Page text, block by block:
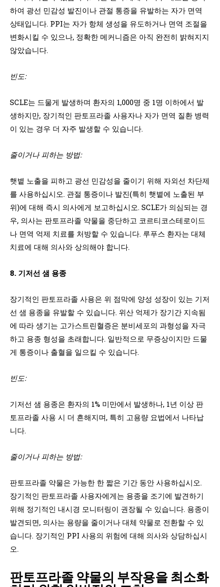
하여 광선 민감성 발진이나 관절 통증을 유발하는 자가 면역
상태입니다. PPI는 자가 항체 생성을 유도하거나 면역 조절을
변화시킬 수 있으나, 정확한 메커니즘은 아직 완전히 밝혀지지
않았습니다.
빈도:
SCLE는 드물게 발생하며 환자의 1,000명 중 1명 이하에서 발
생하지만, 장기적인 판토프라졸 사용자나 자가 면역 질환 병력
이 있는 경우 더 자주 발생할 수 있습니다.
줄이거나 피하는 방법:
햇볕 노출을 피하고 광선 민감성을 줄이기 위해 자외선 차단제
를 사용하십시오. 관절 통증이나 발진(특히 햇볕에 노출된 부
위)에 대해 즉시 의사에게 보고하십시오. SCLE가 의심되는 경
우, 의사는 판토프라졸 약물을 중단하고 코르티코스테로이드
나 면역 억제 치료를 처방할 수 있습니다. 루푸스 환자는 대체
치료에 대해 의사와 상의해야 합니다.
8. 기저선 샘 용종
장기적인 판토프라졸 사용은 위 점막에 양성 성장이 있는 기저
선 샘 용종을 유발할 수 있습니다. 위산 억제가 장기간 지속됨
에 따라 생기는 고가스트린혈증은 분비세포의 과형성을 자극
하고 용종 형성을 초래합니다. 일반적으로 무증상이지만 드물
게 통증이나 출혈을 일으킬 수 있습니다.
빈도:
기저선 샘 용종은 환자의 1% 미만에서 발생하나, 1년 이상 판
토프라졸 사용 시 더 흔해지며, 특히 고용량 요법에서 나타납
니다.
줄이거나 피하는 방법:
판토프라졸 약물은 가능한 한 짧은 기간 동안 사용하십시오.
장기적인 판토프라졸 사용자에게는 용종을 조기에 발견하기
위해 정기적인 내시경 모니터링이 권장될 수 있습니다. 용종이
발견되면, 의사는 용량을 줄이거나 대체 약물로 전환할 수 있
습니다. 장기적인 PPI 사용의 위험에 대해 의사와 상담하십시
오.
판토프라졸 약물의 부작용을 최소화